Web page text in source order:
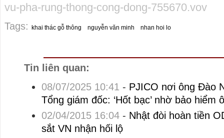
vu-pha-rung-thong-cong-dong-755670.vov
Tags: khai thác gỗ thông nguyễn văn minh nhan hoi lo
Tin liên quan:
08/07/2025 10:41 - PJICO nơi ông Đào
Tổng giám đốc: ‘Hốt bạc’ nhờ bảo hiểm
02/04/2015 16:04- Nhật đòi hoàn tiền
sắt VN nhận hối lộ